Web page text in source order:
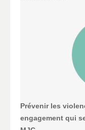
Prévenir les
engagement qui